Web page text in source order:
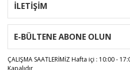
İLETİŞİM
E-BÜLTENE ABONE OLUN
ÇALIŞMA SAATLERİMİZHafta içi : 10:00 -
Kapalıdır